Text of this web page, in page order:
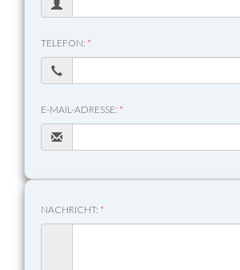
TELEFON: *
E-MAIL-ADRESSE: *
NACHRICHT: *